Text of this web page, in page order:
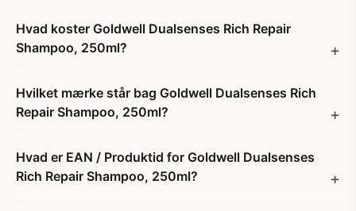
Hvad koster Goldwell Dualsenses Rich Repair
Shampoo, 250ml?
Hvilket mærke står bag Goldwell Dualsenses Rich
Repair Shampoo, 250ml?
Hvad er EAN / Produktid for Goldwell Dualsenses
Rich Repair Shampoo, 250ml?